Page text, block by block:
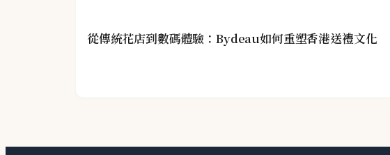
從傳統花店到數碼體驗：Bydeau如何重塑香港送禮文化